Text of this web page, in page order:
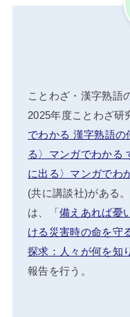
ことわざ・漢字熟語
2025年度ことわざ研
でわかる 漢字熟語の
る〉マンガでわかる
に出る〉マンガでわ
(共に講談社)がある
は、「備えあれば憂
ける災害時の命を守
探求：人々が何を知
報告を行う。